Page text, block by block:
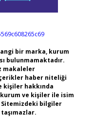
bir marka, kurum
bulunmamaktadır.
makaleler
haber niteliği
kişiler hakkında
kurum ve kişiler ile isim
bilgiler